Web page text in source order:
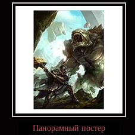
Панорамный постер